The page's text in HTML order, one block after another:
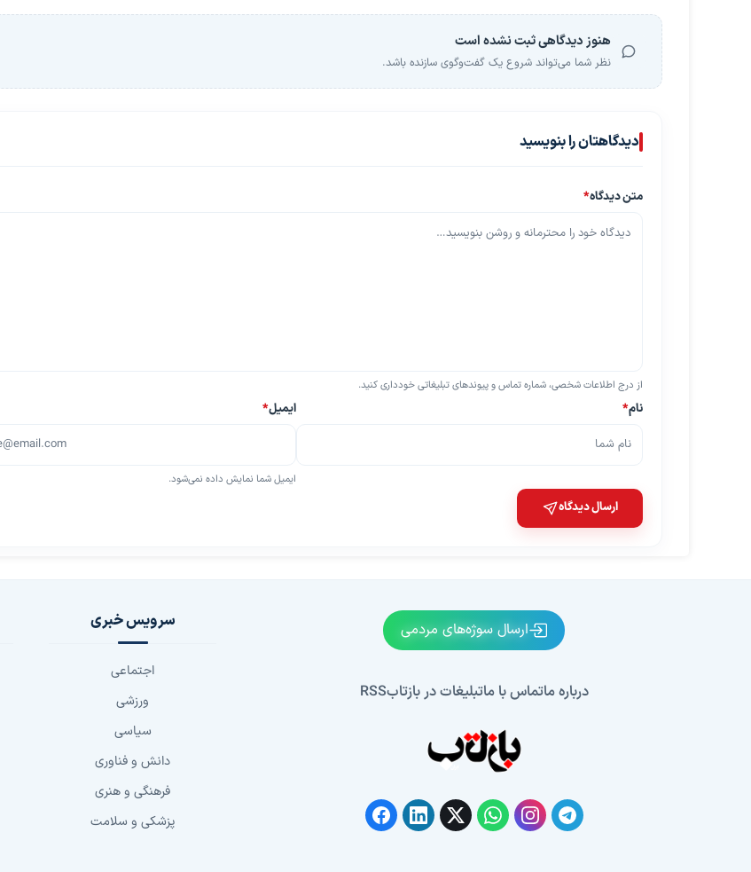
هنوز دیدگاهی ثبت نشده است
نظر شما می‌تواند شروع یک گفت‌وگوی سازنده باشد.
دیدگاهتان را بنویسید
متن دیدگاه*
از درج اطلاعات شخصی، شماره تماس و پیوندهای تبلیغاتی خودداری کنید.
نام* ایمیل*
ایمیل شما نمایش داده نمی‌شود.
ارسال دیدگاه
ارسال سوژه‌های مردمی
درباره ماتماس با ماتبلیغات در بازتابRSS
سرویس خبری
اجتماعی
ورزشی
سیاسی
دانش و فناوری
فرهنگی و هنری
پزشکی و سلامت